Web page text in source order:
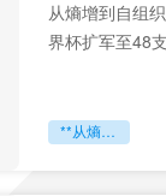
从熵增到自组
界杯扩军至48
**从熵增到自组织：2026世界杯小组赛战术系统的演化密码**